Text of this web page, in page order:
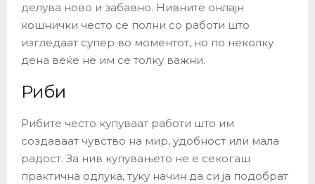
делува ново и забавно. Нивните онлајн
кошнички често се полни со работи што
изгледаат супер во моментот, но по неколку
дена веќе не им се толку важни.
Риби
Рибите често купуваат работи што им
создаваат чувство на мир, удобност или мала
радост. За нив купувањето не е секогаш
практична одлука, туку начин да си ја подобрат